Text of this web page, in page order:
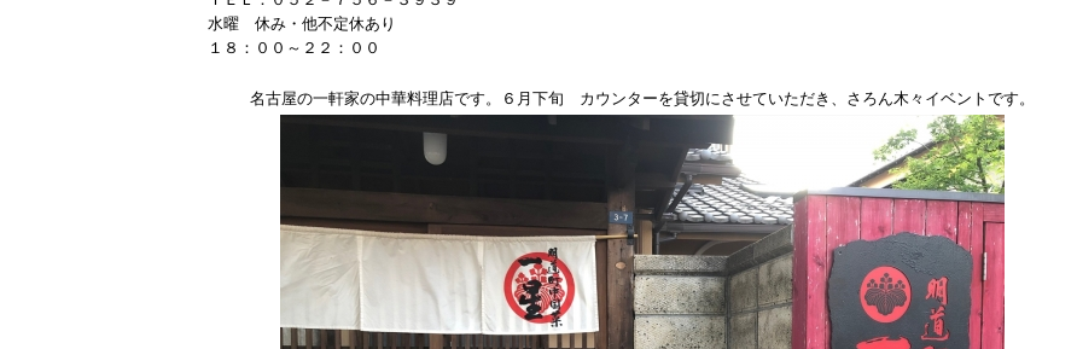
水曜 休み・他不定休あり
１８：００～２２：００
名古屋の一軒家の中華料理店です。６月下旬 カウンターを貸切にさせていただき、さろん木々イベントです。